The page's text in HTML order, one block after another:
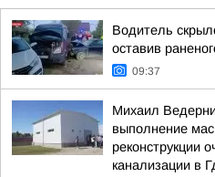
Водитель
оставив
09:37
Михаил
выполнение
реконструкции
канализации в